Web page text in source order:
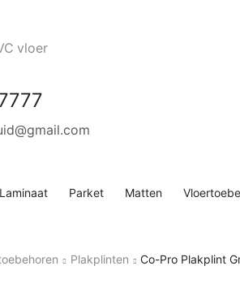
vloer
Laminaat Parket Matten
Plakplinten Co-Pro Plakplint